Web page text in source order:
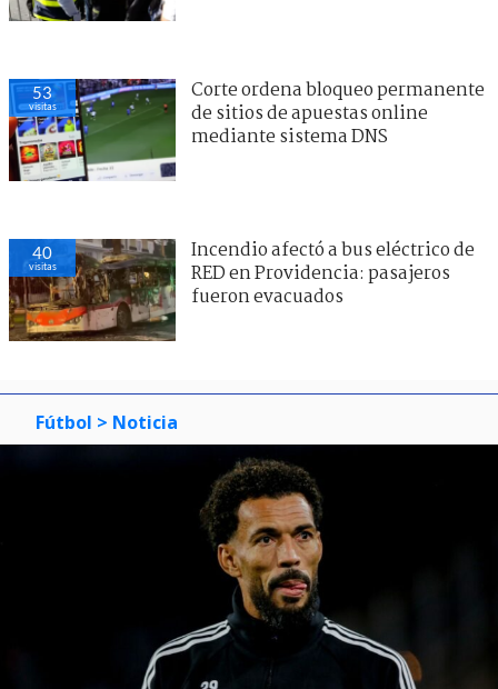
53
visitas
Corte ordena bloqueo permanente
de sitios de apuestas online
mediante sistema DNS
40
visitas
Incendio afectó a bus eléctrico de
RED en Providencia: pasajeros
fueron evacuados
Fútbol > Noticia